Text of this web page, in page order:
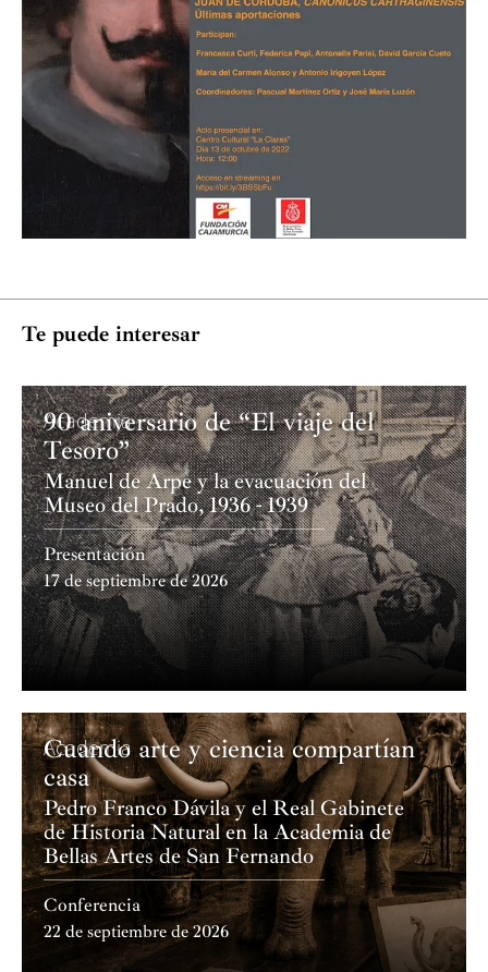
Te puede interesar
Academia
90 aniversario de “El viaje del
Tesoro”
Manuel de Arpe y la evacuación del
Museo del Prado, 1936 - 1939
Presentación
17 de septiembre de 2026
Academia
Cuando arte y ciencia compartían
casa
Pedro Franco Dávila y el Real Gabinete
de Historia Natural en la Academia de
Bellas Artes de San Fernando
Conferencia
22 de septiembre de 2026